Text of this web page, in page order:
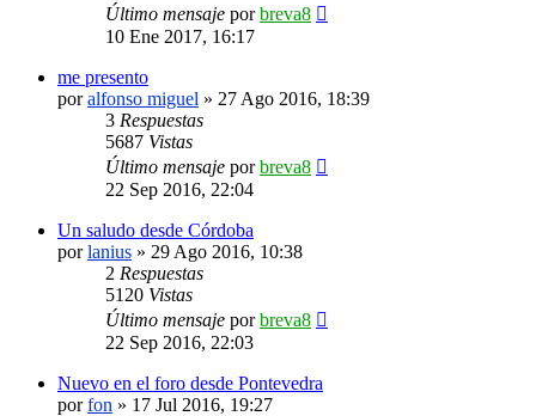
Último mensaje porbreva8
10 Ene 2017, 16:17
me presento
poralfonso miguel » 27 Ago 2016, 18:39
3 Respuestas
5687 Vistas
Último mensaje porbreva8
22 Sep 2016, 22:04
Un saludo desde Córdoba
porlanius » 29 Ago 2016, 10:38
2 Respuestas
5120 Vistas
Último mensaje porbreva8
22 Sep 2016, 22:03
Nuevo en el foro desde Pontevedra
porfon » 17 Jul 2016, 19:27